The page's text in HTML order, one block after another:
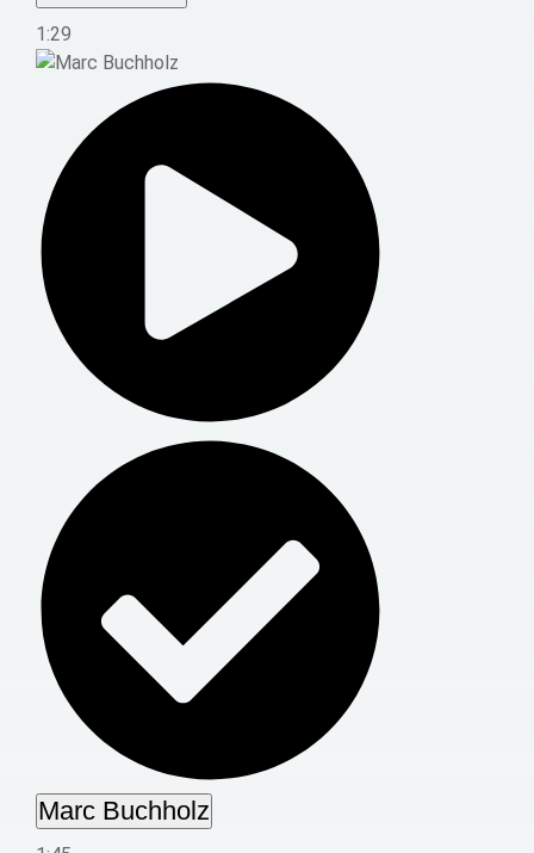
1:29
Marc Buchholz